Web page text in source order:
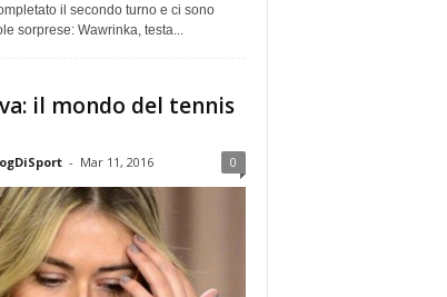
il secondo turno e ci sono
sorprese: Wawrinka, testa...
il mondo del tennis
- Mar 11, 2016 0